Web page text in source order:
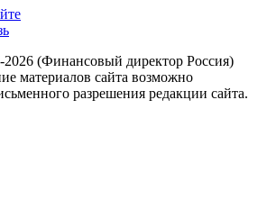
(Финансовый директор Россия)
материалов сайта возможно
разрешения редакции сайта.